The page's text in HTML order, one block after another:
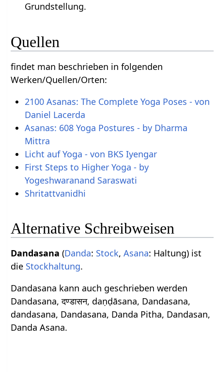
Grundstellung.
Quellen
findet man beschrieben in folgenden
Werken/Quellen/Orten:
2100 Asanas: The Complete Yoga Poses - von
Daniel Lacerda
Asanas: 608 Yoga Postures - by Dharma
Mittra
Licht auf Yoga - von BKS Iyengar
First Steps to Higher Yoga - by
Yogeshwaranand Saraswati
Shritattvanidhi
Alternative Schreibweisen
Dandasana (Danda: Stock,Asana: Haltung) ist
die Stockhaltung.
Dandasana kann auch geschrieben werden
Dandasana, दण्डासन, daṇḍāsana, Dandasana,
dandasana, Dandasana, Danda Pitha, Dandasan,
Danda Asana.